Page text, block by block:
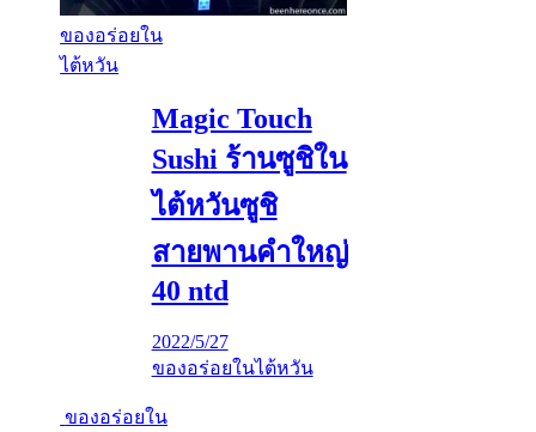
ของอร่อยใน
ไต้หวัน
Magic Touch
Sushi ร้านซูชิใน
ไต้หวันซูชิ
สายพานคำใหญ่
40 ntd
2022/5/27
ของอร่อยในไต้หวัน
ของอร่อยใน